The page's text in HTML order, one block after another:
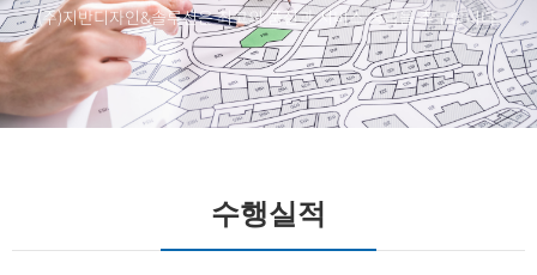
(주)지반디자인&솔루션은 최고의 품질과 서비스 공급을 추구합니다.
수행실적